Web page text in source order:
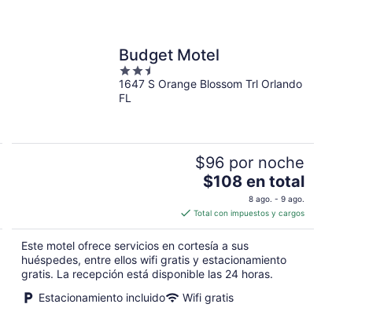
Budget Motel
2.5
out
of
1647 S Orange Blossom Trl Orlando
FL
$96 por noche
El
es
de
$108
en
total
noche
$108 en total
8 ago. - 9 ago.
Total con impuestos y cargos
Este motel ofrece servicios en cortesía a sus
huéspedes, entre ellos wifi gratis y estacionamiento
gratis. La recepción está disponible las 24 horas.
Estacionamiento incluido
Wifi gratis